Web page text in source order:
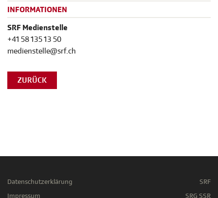
INFORMATIONEN
SRF Medienstelle
+41 58 135 13 50
medienstelle@srf.ch
ZURÜCK
Datenschutzerklärung
Impressum
SRF
SRG SSR